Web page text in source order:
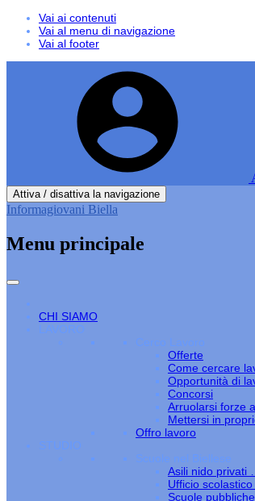
Vai ai contenuti
Vai al menu di navigazione
Vai al footer
Attiva / disattiva la navigazione
Informagiovani Biella
Menu principale
CHI SIAMO
LAVORO
Cerco Lavoro
Offerte
Come cercare
Opportunità di
Concorsi
Arruolarsi forze
Mettersi in
Offro lavoro
STUDIO
Scuole nel Biellese
Asili nido privati
Ufficio
Scuole